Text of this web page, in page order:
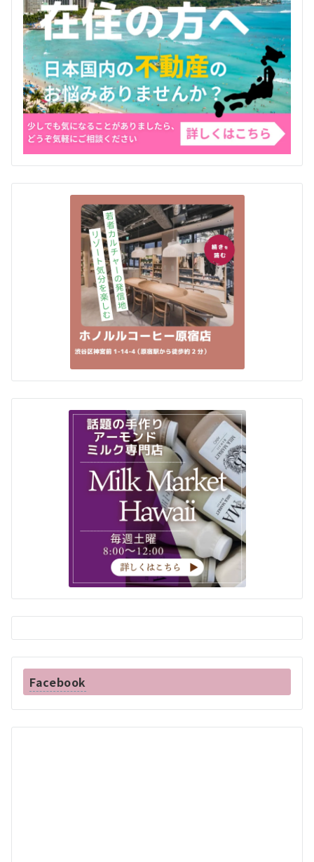
Facebook